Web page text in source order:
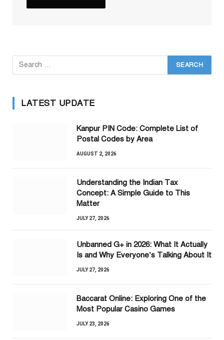
LATEST UPDATE
Kanpur PIN Code: Complete List of
Postal Codes by Area
AUGUST 2, 2026
Understanding the Indian Tax
Concept: A Simple Guide to This
Matter
JULY 27, 2026
Unbanned G+ in 2026: What It Actually
Is and Why Everyone’s Talking About It
JULY 27, 2026
Baccarat Online: Exploring One of the
Most Popular Casino Games
JULY 23, 2026